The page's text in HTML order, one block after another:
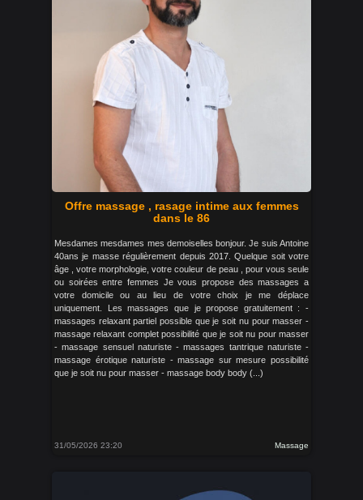
Offre massage , rasage intime aux femmes
dans le 86
Mesdames mesdames mes demoiselles bonjour. Je suis Antoine
40ans je masse régulièrement depuis 2017. Quelque soit votre
âge , votre morphologie, votre couleur de peau , pour vous seule
ou soirées entre femmes Je vous propose des massages a
votre domicile ou au lieu de votre choix je me déplace
uniquement. Les massages que je propose gratuitement : -
massages relaxant partiel possible que je soit nu pour masser -
massage relaxant complet possibilité que je soit nu pour masser
- massage sensuel naturiste - massages tantrique naturiste -
massage érotique naturiste - massage sur mesure possibilité
que je soit nu pour masser - massage body body (...)
31/05/2026 23:20 Massage